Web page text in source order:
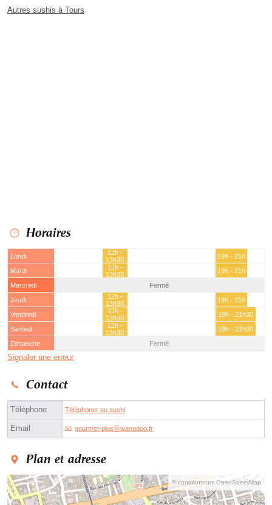
Autres sushis à Tours
Horaires
Lundi
12h -
13h30
19h - 21h
Mardi
12h -
13h30
19h - 21h
Mercredi
Fermé
Jeudi
12h -
13h30
19h - 21h
Vendredi
12h -
13h30
19h - 21h30
Samedi
12h -
13h30
19h - 21h30
Dimanche
Fermé
Signaler une erreur
Contact
Téléphone Téléphoner au sushi
Email gourmet-plusⓐwanadoo.fr
Plan et adresse
© contributeurs OpenStreetMap